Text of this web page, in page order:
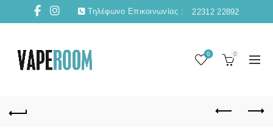
Τηλέφωνο Επικοινωνίας : 22312 22892
0 0